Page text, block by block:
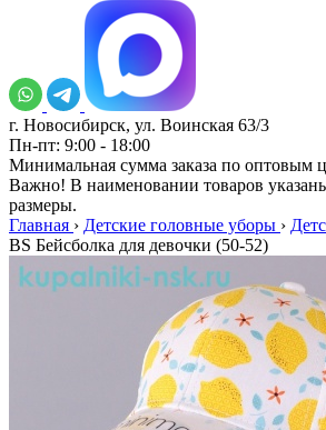
г. Новосибирск, ул. Воинская 63/3
Пн-пт: 9:00 - 18:00
Минимальная сумма заказа по оптовым
Важно! В наименовании товаров
размеры.
Главная › Детские головные уборы ›
BS Бейсболка для девочки (50-52)